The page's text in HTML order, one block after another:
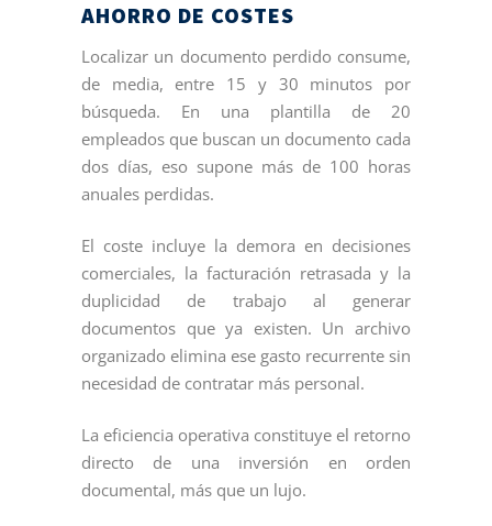
AHORRO DE COSTES
Localizar un documento perdido consume,
de media, entre 15 y 30 minutos por
búsqueda. En una plantilla de 20
empleados que buscan un documento cada
dos días, eso supone más de 100 horas
anuales perdidas.
El coste incluye la demora en decisiones
comerciales, la facturación retrasada y la
duplicidad de trabajo al generar
documentos que ya existen. Un archivo
organizado elimina ese gasto recurrente sin
necesidad de contratar más personal.
La eficiencia operativa constituye el retorno
directo de una inversión en orden
documental, más que un lujo.